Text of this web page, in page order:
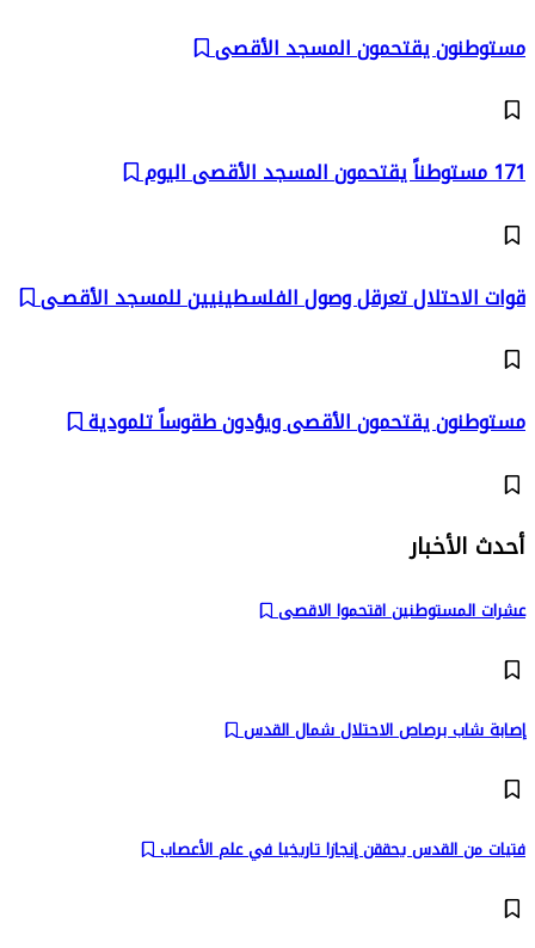
مستوطنون يقتحمون المسجد الأقصى
171 مستوطناً يقتحمون المسجد الأقصى اليوم
قوات الاحتلال تعرقل وصول الفلسطينيين للمسجد الأقصـى
مستوطنون يقتحمون الأقصى ويؤدون طقوساً تلمودية
أحدث الأخبار
عشرات المستوطنين اقتحموا الاقصى
إصابة شاب برصاص الاحتلال شمال القدس
فتيات من القدس يحققن إنجازا تاريخيا في علم الأعصاب